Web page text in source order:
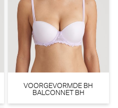
PrimaDonna Twist
€ 40,90
VOORGEVORMDE BH
BALCONNET BH